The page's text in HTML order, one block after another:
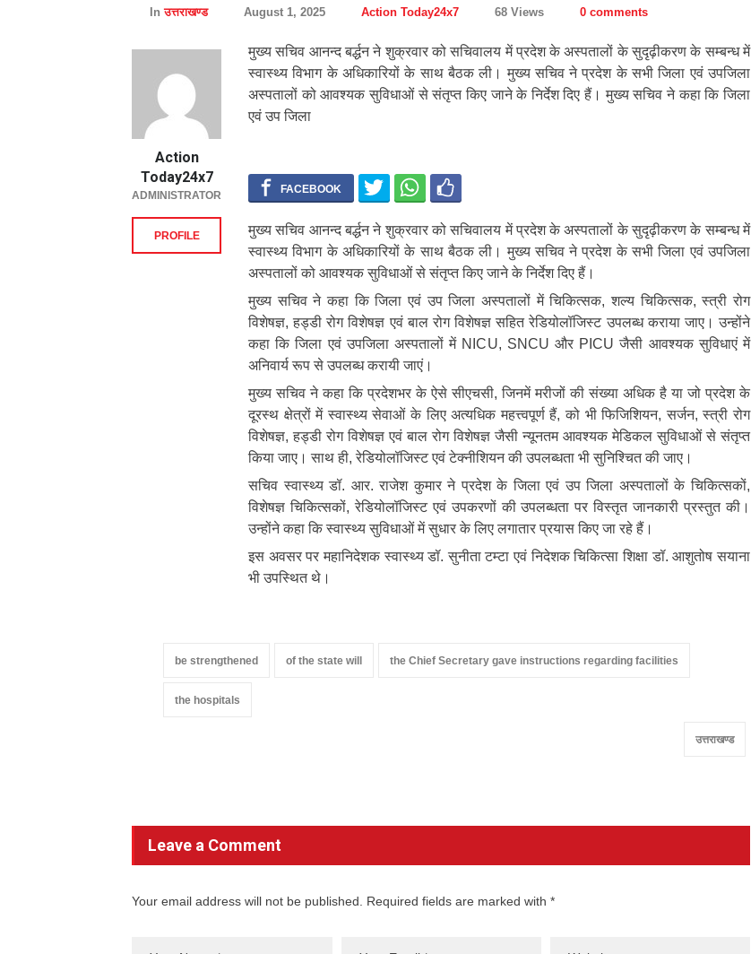
Inउत्तराखण्ड August 1, 2025 Action Today24x7 68 Views 0 comments
मुख्य सचिव आनन्द बर्द्धन ने शुक्रवार को सचिवालय में प्रदेश के अस्पतालों के सुदृढ़ीकरण के सम्बन्ध में
स्वास्थ्य विभाग के अधिकारियों के साथ बैठक ली। मुख्य सचिव ने प्रदेश के सभी जिला एवं उपजिला
अस्पतालों को आवश्यक सुविधाओं से संतृप्त किए जाने के निर्देश दिए हैं। मुख्य सचिव ने कहा कि जिला
एवं उप जिला
मुख्य सचिव आनन्द बर्द्धन ने शुक्रवार को सचिवालय में प्रदेश के अस्पतालों के सुदृढ़ीकरण के सम्बन्ध में
स्वास्थ्य विभाग के अधिकारियों के साथ बैठक ली। मुख्य सचिव ने प्रदेश के सभी जिला एवं उपजिला
अस्पतालों को आवश्यक सुविधाओं से संतृप्त किए जाने के निर्देश दिए हैं।
मुख्य सचिव ने कहा कि जिला एवं उप जिला अस्पतालों में चिकित्सक, शल्य चिकित्सक, स्त्री रोग
विशेषज्ञ, हड्डी रोग विशेषज्ञ एवं बाल रोग विशेषज्ञ सहित रेडियोलॉजिस्ट उपलब्ध कराया जाए। उन्होंने
कहा कि जिला एवं उपजिला अस्पतालों में NICU, SNCU और PICU जैसी आवश्यक सुविधाएं में
अनिवार्य रूप से उपलब्ध करायी जाएं।
मुख्य सचिव ने कहा कि प्रदेशभर के ऐसे सीएचसी, जिनमें मरीजों की संख्या अधिक है या जो प्रदेश के
दूरस्थ क्षेत्रों में स्वास्थ्य सेवाओं के लिए अत्यधिक महत्त्वपूर्ण हैं, को भी फिजिशियन, सर्जन, स्त्री रोग
विशेषज्ञ, हड्डी रोग विशेषज्ञ एवं बाल रोग विशेषज्ञ जैसी न्यूनतम आवश्यक मेडिकल सुविधाओं से संतृप्त
किया जाए। साथ ही, रेडियोलॉजिस्ट एवं टेक्नीशियन की उपलब्धता भी सुनिश्चित की जाए।
सचिव स्वास्थ्य डॉ. आर. राजेश कुमार ने प्रदेश के जिला एवं उप जिला अस्पतालों के चिकित्सकों,
विशेषज्ञ चिकित्सकों, रेडियोलॉजिस्ट एवं उपकरणों की उपलब्धता पर विस्तृत जानकारी प्रस्तुत की।
उन्होंने कहा कि स्वास्थ्य सुविधाओं में सुधार के लिए लगातार प्रयास किए जा रहे हैं।
इस अवसर पर महानिदेशक स्वास्थ्य डॉ. सुनीता टम्टा एवं निदेशक चिकित्सा शिक्षा डॉ. आशुतोष सयाना
भी उपस्थित थे।
Action
Today24x7
ADMINISTRATOR
PROFILE
be strengthened of the state will the Chief Secretary gave instructions regarding facilities
the hospitals
उत्तराखण्ड
Leave a Comment
Your email address will not be published. Required fields are marked with *